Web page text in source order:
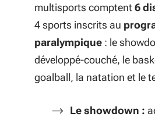
multisports comptent6
4 sports inscrits au
paralympique : le
développé-couché, le
goalball, la natation et le
Le showdown :